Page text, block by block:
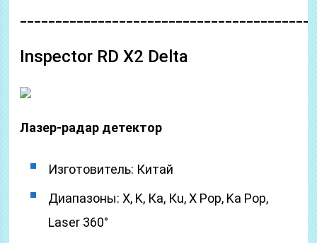
Inspector RD X2 Delta
Лазер-радар детектор
Изготовитель: Китай
Диапазоны: Х, K, Ка, Кu, X Pop, Ka Pop,
Laser 360°